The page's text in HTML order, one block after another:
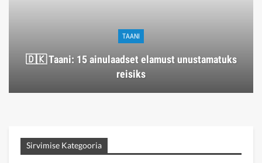
TAANI
🇩🇰 Taani: 15 ainulaadset elamust unustamatuks
reisiks
Sirvimise Kategooria